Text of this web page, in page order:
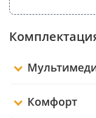
Комфорт